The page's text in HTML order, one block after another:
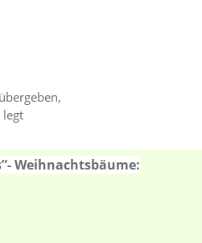
legt
Weihnachtsbäume: